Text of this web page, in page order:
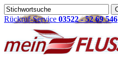
Rückruf-Service 03522 - 52 69 546